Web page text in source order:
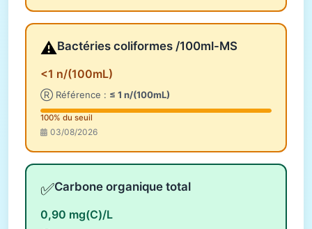
⚠️Bactéries coliformes /100ml-MS
<1 n/(100mL)
Ⓡ Référence : ≤ 1 n/(100mL)
100% du seuil
03/08/2026
✅Carbone organique total
0,90 mg(C)/L